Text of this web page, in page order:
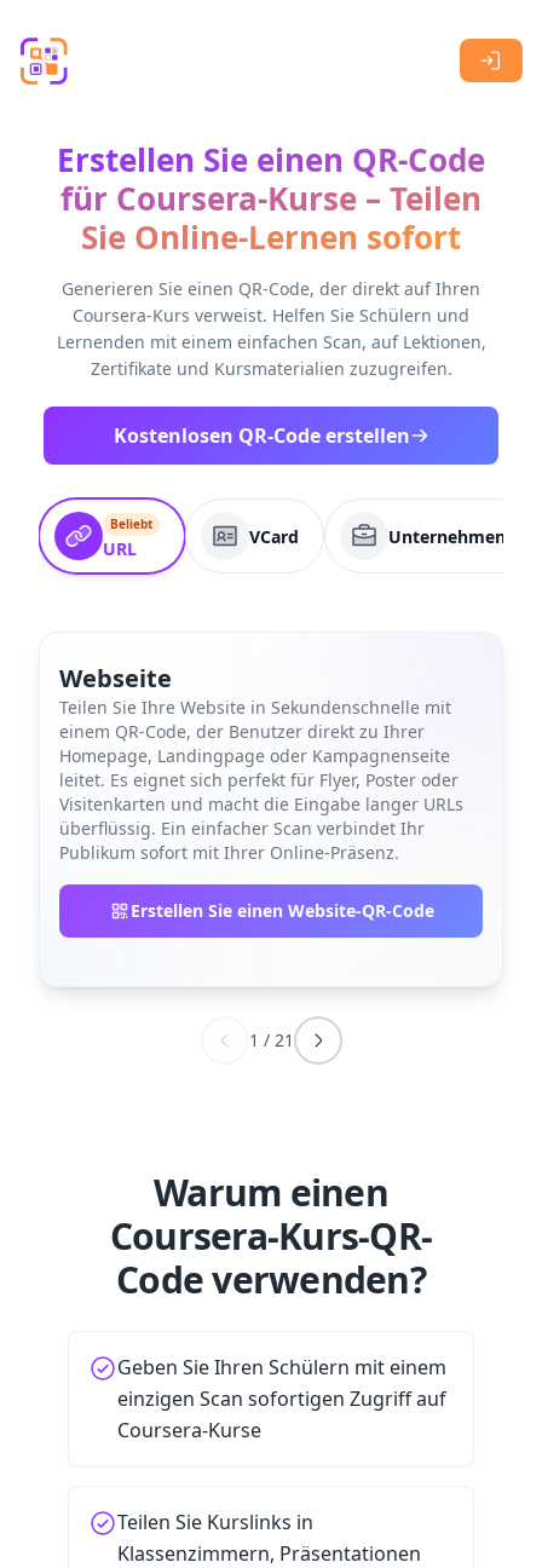
Erstellen Sie einen QR-Code
für Coursera-Kurse – Teilen
Sie Online-Lernen sofort
Generieren Sie einen QR-Code, der direkt auf Ihren
Coursera-Kurs verweist. Helfen Sie Schülern und
Lernenden mit einem einfachen Scan, auf Lektionen,
Zertifikate und Kursmaterialien zuzugreifen.
Kostenlosen QR-Code erstellen
Beliebt
URL
VCard
Webseite
Teilen Sie Ihre Website in Sekundenschnelle mit
einem QR-Code, der Benutzer direkt zu Ihrer
Homepage, Landingpage oder Kampagnenseite
leitet. Es eignet sich perfekt für Flyer, Poster oder
Visitenkarten und macht die Eingabe langer URLs
überflüssig. Ein einfacher Scan verbindet Ihr
Publikum sofort mit Ihrer Online-Präsenz.
Erstellen Sie einen Website-QR-Code
1 / 21
Warum einen
Coursera-Kurs-QR-
Code verwenden?
Geben Sie Ihren Schülern mit einem
einzigen Scan sofortigen Zugriff auf
Coursera-Kurse
Teilen Sie Kurslinks in
Klassenzimmern, Präsentationen